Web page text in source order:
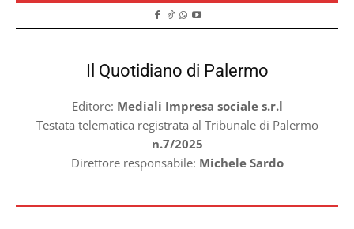
Il Quotidiano di Palermo
Editore: Mediali Impresa sociale s.r.l
Testata telematica registrata al Tribunale di Palermo
n.7/2025
Direttore responsabile: Michele Sardo